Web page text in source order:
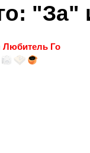
Любитель Го